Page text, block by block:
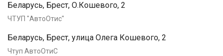
Беларусь, Брест, О.Кошевого, 2
ЧТУП "АвтоОтис"
Беларусь, Брест, улица Олега Кошевого, 2
Чтуп АвтоОтиС